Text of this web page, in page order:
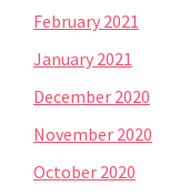
February 2021
January 2021
December 2020
November 2020
October 2020